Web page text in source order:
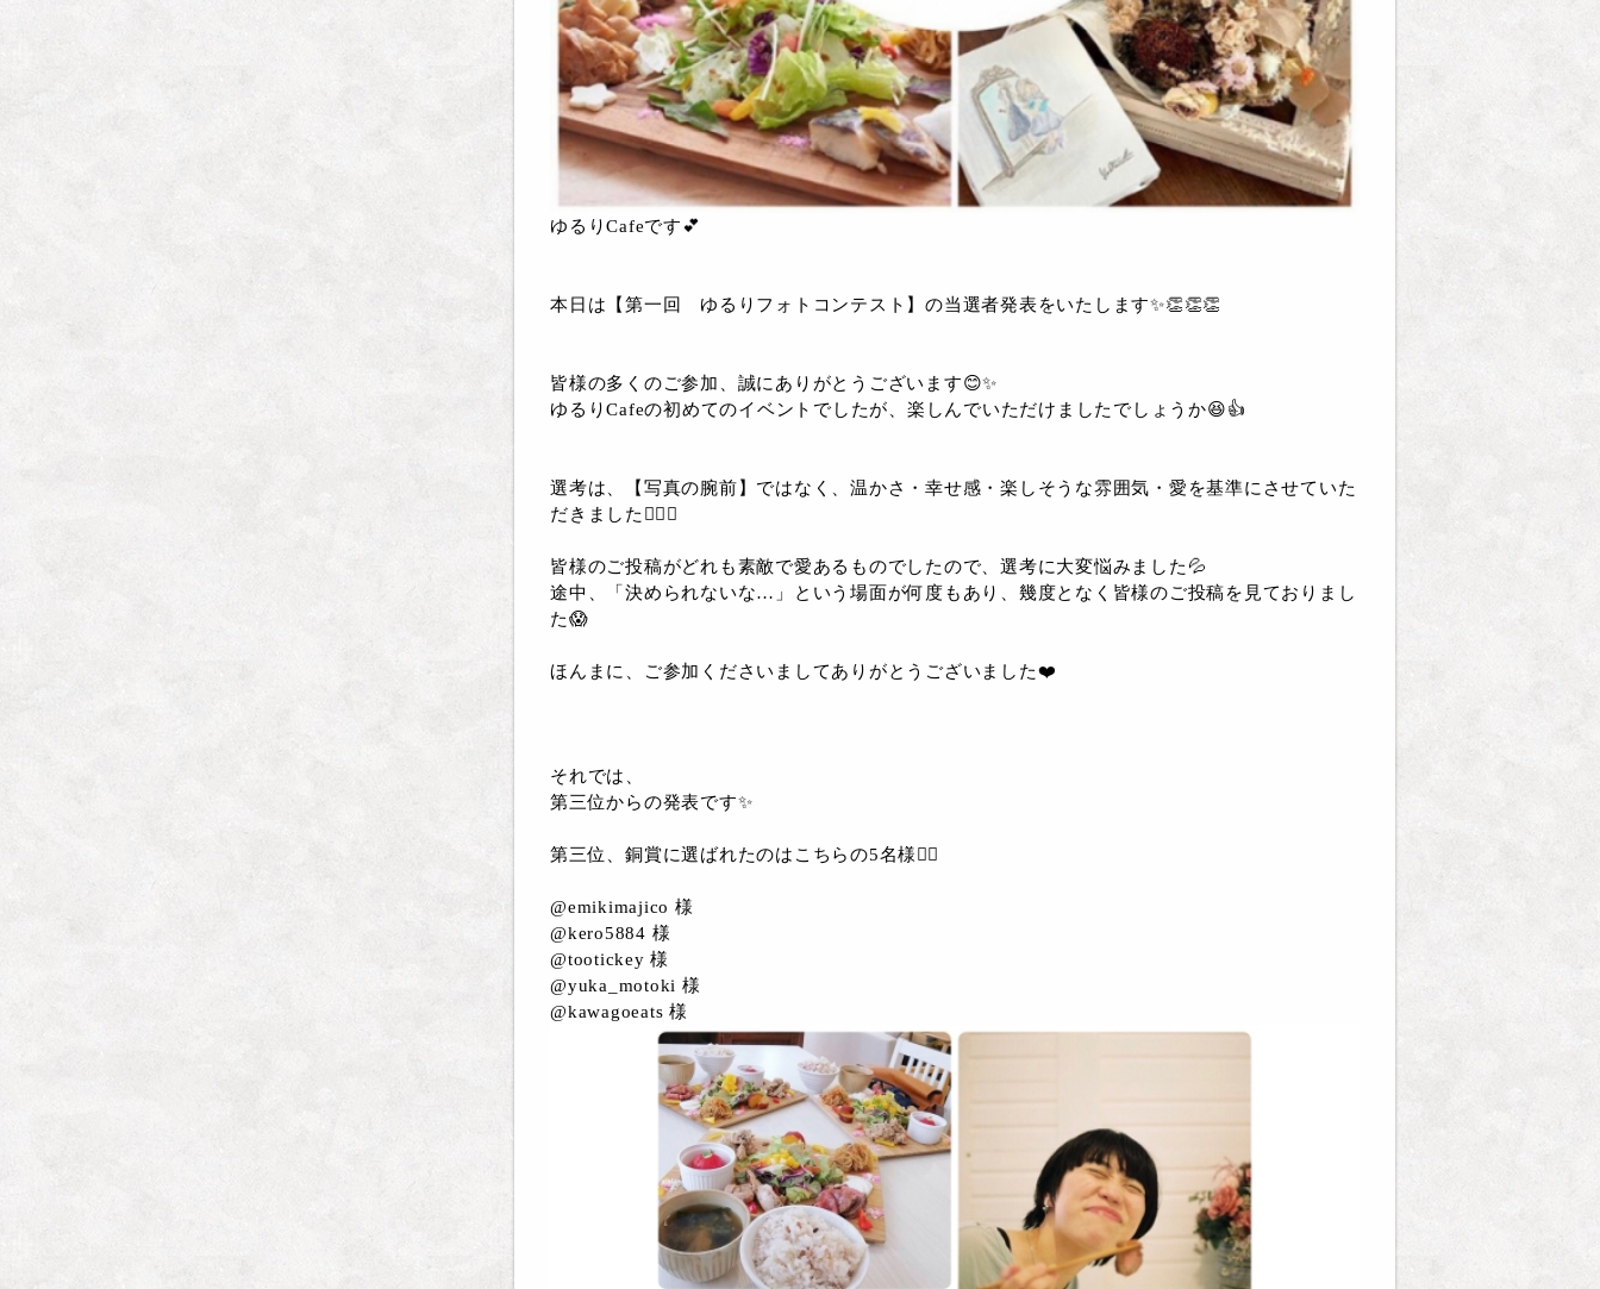
ゆるりCafeです💕
本日は【第一回 ゆるりフォトコンテスト】の当選者発表をいたします✨👏👏👏
皆様の多くのご参加、誠にありがとうございます😊✨
ゆるりCafeの初めてのイベントでしたが、楽しんでいただけましたでしょうか😆👍
選考は、【写真の腕前】ではなく、温かさ・幸せ感・楽しそうな雰囲気・愛を基準にさせていた
だきました🙆‍♀️✨
皆様のご投稿がどれも素敵で愛あるものでしたので、選考に大変悩みました💦
途中、「決められないな…」という場面が何度もあり、幾度となく皆様のご投稿を見ておりまし
た😱
ほんまに、ご参加くださいましてありがとうございました❤️
それでは、
第三位からの発表です✨
第三位、銅賞に選ばれたのはこちらの5名様💁‍♀️
@emikimajico 様
@kero5884 様
@tootickey 様
@yuka_motoki 様
@kawagoeats 様